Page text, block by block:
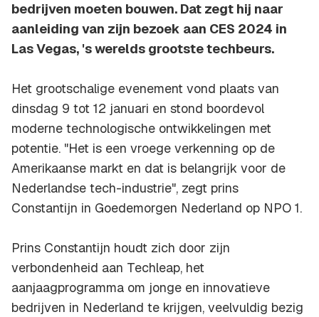
bedrijven moeten bouwen. Dat zegt hij naar
aanleiding van zijn bezoek aan CES 2024 in
Las Vegas, 's werelds grootste techbeurs.
Het grootschalige evenement vond plaats van
dinsdag 9 tot 12 januari en stond boordevol
moderne technologische ontwikkelingen met
potentie. "Het is een vroege verkenning op de
Amerikaanse markt en dat is belangrijk voor de
Nederlandse tech-industrie", zegt prins
Constantijn in Goedemorgen Nederland op NPO 1.
Prins Constantijn houdt zich door zijn
verbondenheid aan Techleap, het
aanjaagprogramma om jonge en innovatieve
bedrijven in Nederland te krijgen, veelvuldig bezig